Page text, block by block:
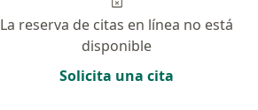
La reserva de citas en línea no está
disponible
Solicita una cita